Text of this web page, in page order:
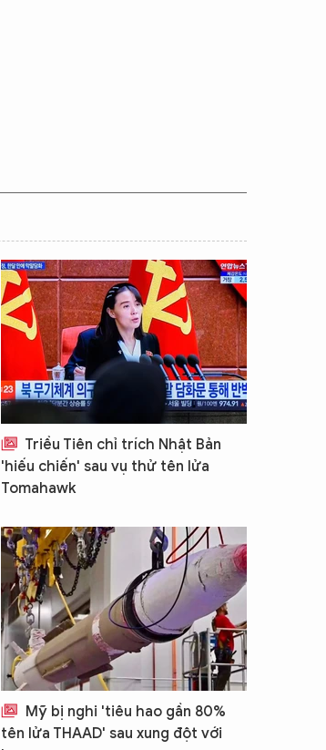
Triều Tiên chỉ trích Nhật Bản
'hiếu chiến' sau vụ thử tên lửa
Tomahawk
Mỹ bị nghi 'tiêu hao gần 80%
tên lửa THAAD' sau xung đột với